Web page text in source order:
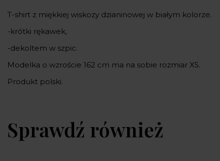
T-shirt z miękkiej wiskozy dzianinowej w białym kolorze.
-krótki rękawek,
-dekoltem w szpic.
Modelka o wzroście 162 cm ma na sobie rozmiar XS.
Produkt polski.
Sprawdź również